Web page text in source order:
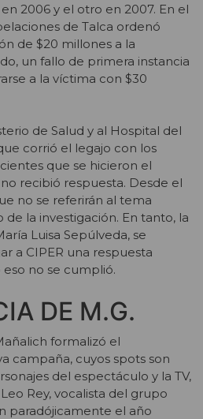
2006 y el otro en 2007. En el
de Talca ordenó
de $20 millones a la
un fallo de primera instancia
a la víctima con $30
de Salud y al Hospital del
corrió el legajo con los
que se hicieron el
recibió respuesta. Desde el
no se referirán al tema
la investigación. En tanto, la
Luisa Sepúlveda, se
a CIPER una respuesta
no se cumplió.
DE M.G.
formalizó el
campaña, cuyos spots son
del espectáculo y la TV,
Rey, vocalista del grupo
paradójicamente el año